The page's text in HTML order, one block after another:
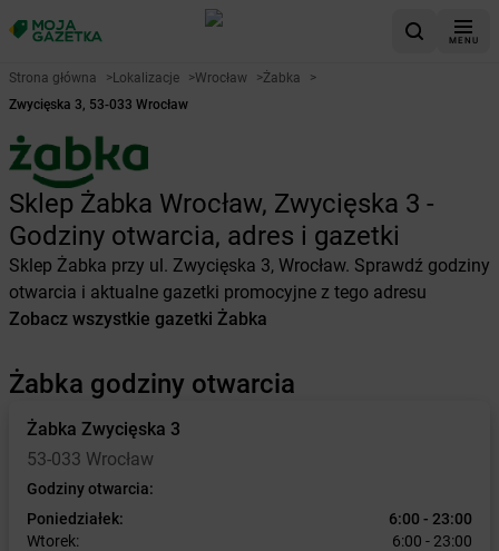
MENU
Strona główna >Lokalizacje >Wrocław >Żabka
>
Zwycięska 3, 53-033 Wrocław
Sklep Żabka Wrocław, Zwycięska 3 -
Godziny otwarcia, adres i gazetki
Sklep Żabka przy ul. Zwycięska 3, Wrocław. Sprawdź godziny
otwarcia i aktualne gazetki promocyjne z tego adresu
Zobacz wszystkie gazetki Żabka
Żabka godziny otwarcia
Żabka Zwycięska 3
53-033 Wrocław
Godziny otwarcia:
Poniedziałek:
6:00 - 23:00
Wtorek:
6:00 - 23:00